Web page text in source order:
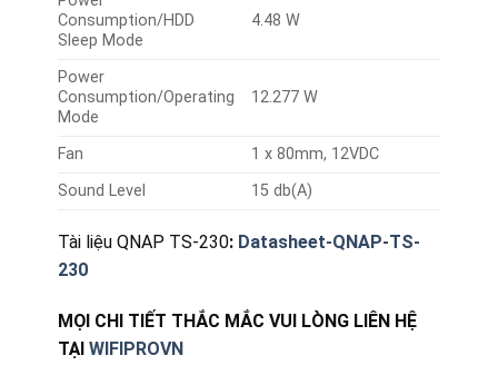
Consumption/HDD
Sleep Mode
4.48 W
Power
Consumption/Operating
Mode
12.277 W
Fan
1 x 80mm, 12VDC
Sound Level
15 db(A)
Tài liệu QNAP TS-230: Datasheet-QNAP-TS-
230
MỌI CHI TIẾT THẮC MẮC VUI LÒNG LIÊN HỆ
TẠI WIFIPROVN